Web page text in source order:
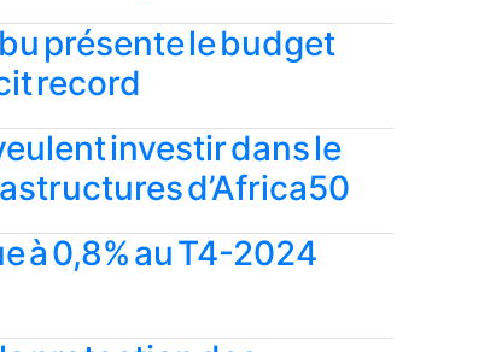
présente le budget
record
investir dans le
d’Africa50
à 0,8% au T4-2024